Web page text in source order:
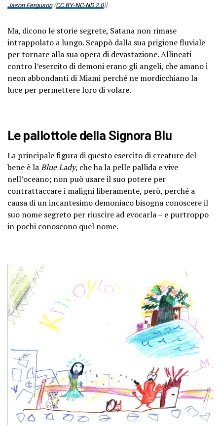
Jason Ferguson(CC BY-NC-ND 2.0)]
Ma, dicono le storie segrete, Satana non rimase
intrappolato a lungo. Scappò dalla sua prigione fluviale
per tornare alla sua opera di devastazione. Allineati
contro l’esercito di demoni erano gli angeli, che amano i
neon abbondanti di Miami perché ne mordicchiano la
luce per permettere loro di volare.
Le pallottole della Signora Blu
La principale figura di questo esercito di creature del
bene è laBlue Lady, che ha la pelle pallida e vive
nell’oceano; non può usare il suo potere per
contrattaccare i maligni liberamente, però, perché a
causa di un incantesimo demoniaco bisogna conoscere il
suo nome segreto per riuscire ad evocarla – e purtroppo
in pochi conoscono quel nome.